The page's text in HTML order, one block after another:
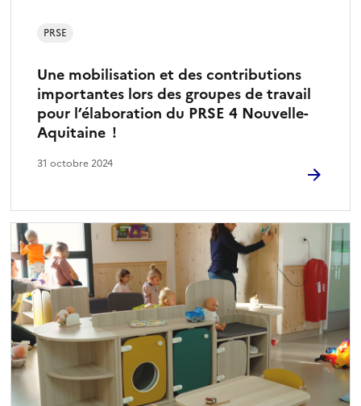
Une mobilisation et des contributions
importantes lors des groupes de travail
pour l’élaboration du PRSE 4 Nouvelle-
Aquitaine !
PRSE
31 octobre 2024